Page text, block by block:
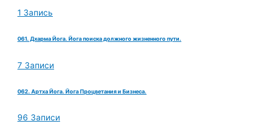
1 Запись
061. Дхарма Йога. Йога поиска должного жизненного пути.
7 Записи
062. Артха Йога. Йога Процветания и Бизнеса.
96 Записи